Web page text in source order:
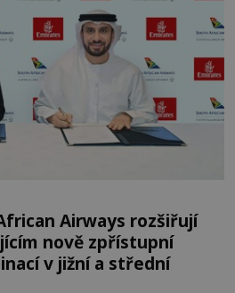
Airways rozšiřují
nově zpřístupní
v jižní a střední